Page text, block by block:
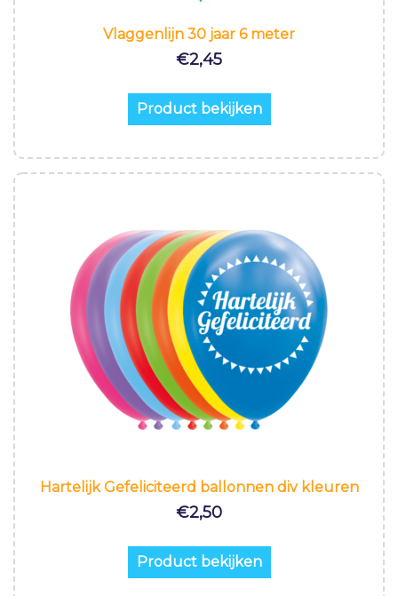
Vlaggenlijn 30 jaar 6 meter
€2,45
Product bekijken
Hartelijk Gefeliciteerd ballonnen div kleuren
€2,50
Product bekijken